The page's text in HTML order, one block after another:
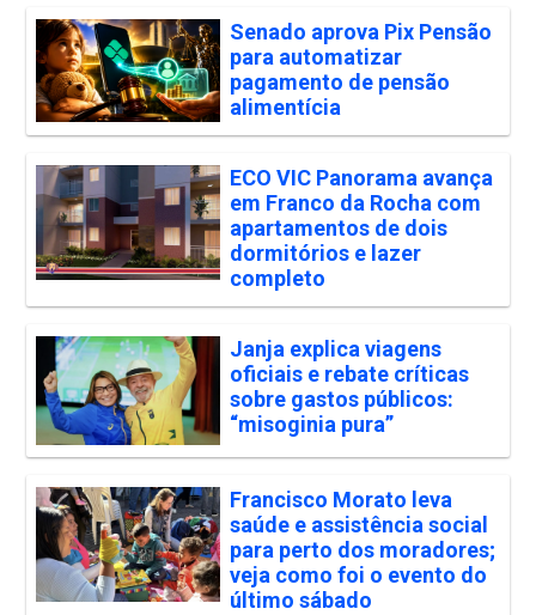
Senado aprova Pix Pensão
para automatizar
pagamento de pensão
alimentícia
ECO VIC Panorama avança
em Franco da Rocha com
apartamentos de dois
dormitórios e lazer
completo
Janja explica viagens
oficiais e rebate críticas
sobre gastos públicos:
“misoginia pura”
Francisco Morato leva
saúde e assistência social
para perto dos moradores;
veja como foi o evento do
último sábado